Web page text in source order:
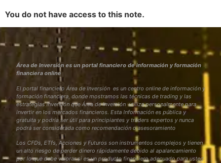
You do not have access to this note.
Área de Inversión es un portal financiero de información y formación
financiera online
El portal financiero Área de Inversión es un centro online de información y
formación financiera, donde mostramos las técnicas de trading y las
estrategias inversión que Área de Inversión utiliza personalmente para
invertir en los mercados financieros. Esta Información es pública y
gratuita y podría ser útil para principiantes y traders expertos y nunca
podrá ser considerada como recomendación o asesoramiento
Los CFDs, ETfs, Acciones y Futuros son instrumentos complejos y tienen
un alto riesgo de perder dinero rápidamente debido al apalancamiento
por lo que debe valorar si es un producto financiero adecuado para usted